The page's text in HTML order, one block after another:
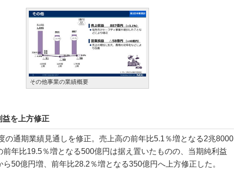
その他事業の業績概要
益を上方修正
通期業績見通しを修正。売上高の前年比5.1％増となる2兆8000
前年比19.5％増となる500億円は据え置いたものの、当期純利益
ら50億円増、前年比28.2％増となる350億円へ上方修正した。